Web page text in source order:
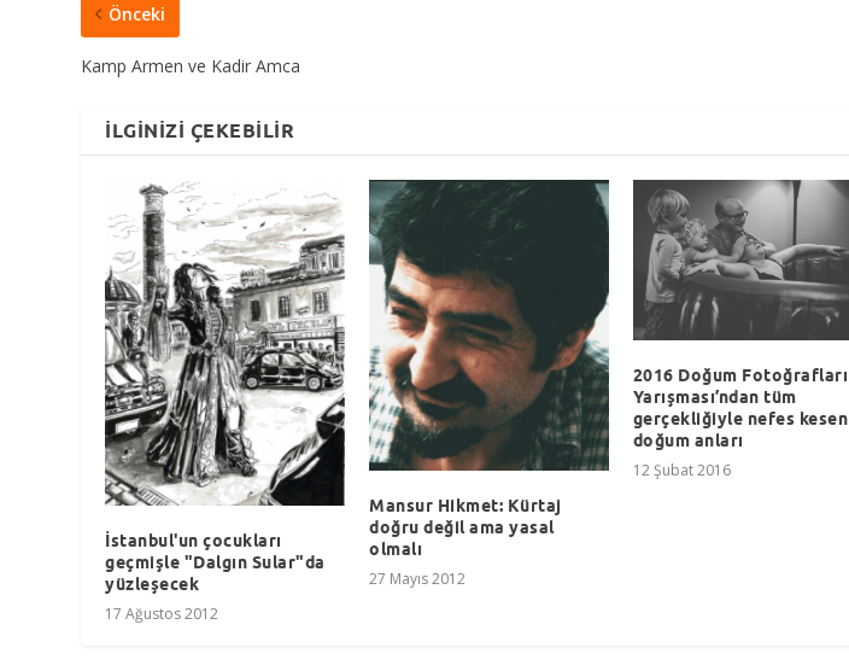
Önceki
Kamp Armen ve Kadir Amca
İLGINIZI ÇEKEBILIR
İstanbul'un çocukları
geçmişle "Dalgın Sular"da
yüzleşecek
17 Ağustos 2012
Mansur Hikmet: Kürtaj
doğru değil ama yasal
olmalı
27 Mayıs 2012
2016 Doğum Fotoğrafları
Yarışması’ndan tüm
gerçekliğiyle nefes kesen
doğum anları
12 Şubat 2016